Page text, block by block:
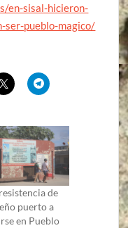
en-sisal-hicieron-
ser-pueblo-magico/
de
puerto a
en Pueblo